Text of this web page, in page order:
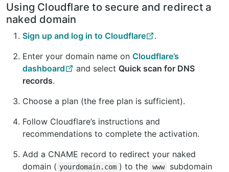
Using Cloudflare to secure and redirect a
naked domain
Sign up and log in to Cloudflare
.
Enter your domain name on Cloudflare’s
dashboard
and select Quick scan for DNS
records.
Choose a plan (the free plan is sufficient).
Follow Cloudflare’s instructions and
recommendations to complete the activation.
Add a CNAME record to redirect your naked
domain ( yourdomain.com ) to the www
subdomain